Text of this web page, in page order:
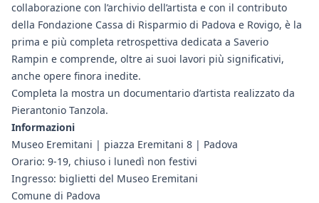
collaborazione con l’archivio dell’artista e con il contributo
della Fondazione Cassa di Risparmio di Padova e Rovigo, è la
prima e più completa retrospettiva dedicata a Saverio
Rampin e comprende, oltre ai suoi lavori più significativi,
anche opere finora inedite.
Completa la mostra un documentario d’artista realizzato da
Pierantonio Tanzola.
Informazioni
Museo Eremitani | piazza Eremitani 8 | Padova
Orario: 9-19, chiuso i lunedì non festivi
Ingresso: biglietti del Museo Eremitani
Comune di Padova